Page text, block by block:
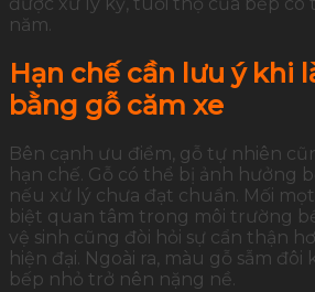
được xử lý kỹ, tuổi thọ của bếp có
năm.
Hạn chế cần lưu ý khi
bằng gỗ căm xe
Bên cạnh ưu điểm, gỗ tự nhiên
hạn chế. Gỗ có thể bị ảnh hưởng
nếu xử lý chưa đạt chuẩn. Mối
biệt quan tâm trong môi trường
vệ sinh cũng đòi hỏi sự cẩn thận
hiện đại. Ngoài ra, màu gỗ sẫm
bếp nhỏ trở nên nặng nề.